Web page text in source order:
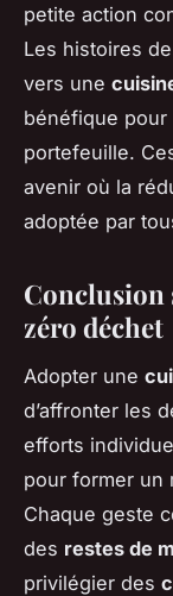
petite action
Les histoires
vers une
bénéfique
portefeuille.
avenir où la
adoptée par
Conclusion
zéro déchet
Adopter une
d’affronter les
efforts
pour former un
Chaque geste
des restes de
privilégier des